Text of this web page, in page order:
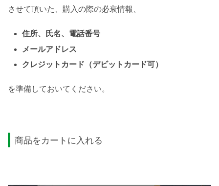
させて頂いた、購入の際の必衰情報、
住所、氏名、電話番号
メールアドレス
クレジットカード（デビットカード可）
を準備しておいてください。
商品をカートに入れる